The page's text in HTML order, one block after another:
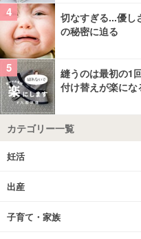
4
切なすぎる...優し
の秘密に迫る
5
縫うのは最初の1
付け替えが楽にな
カテゴリー一覧
妊活
出産
子育て・家族